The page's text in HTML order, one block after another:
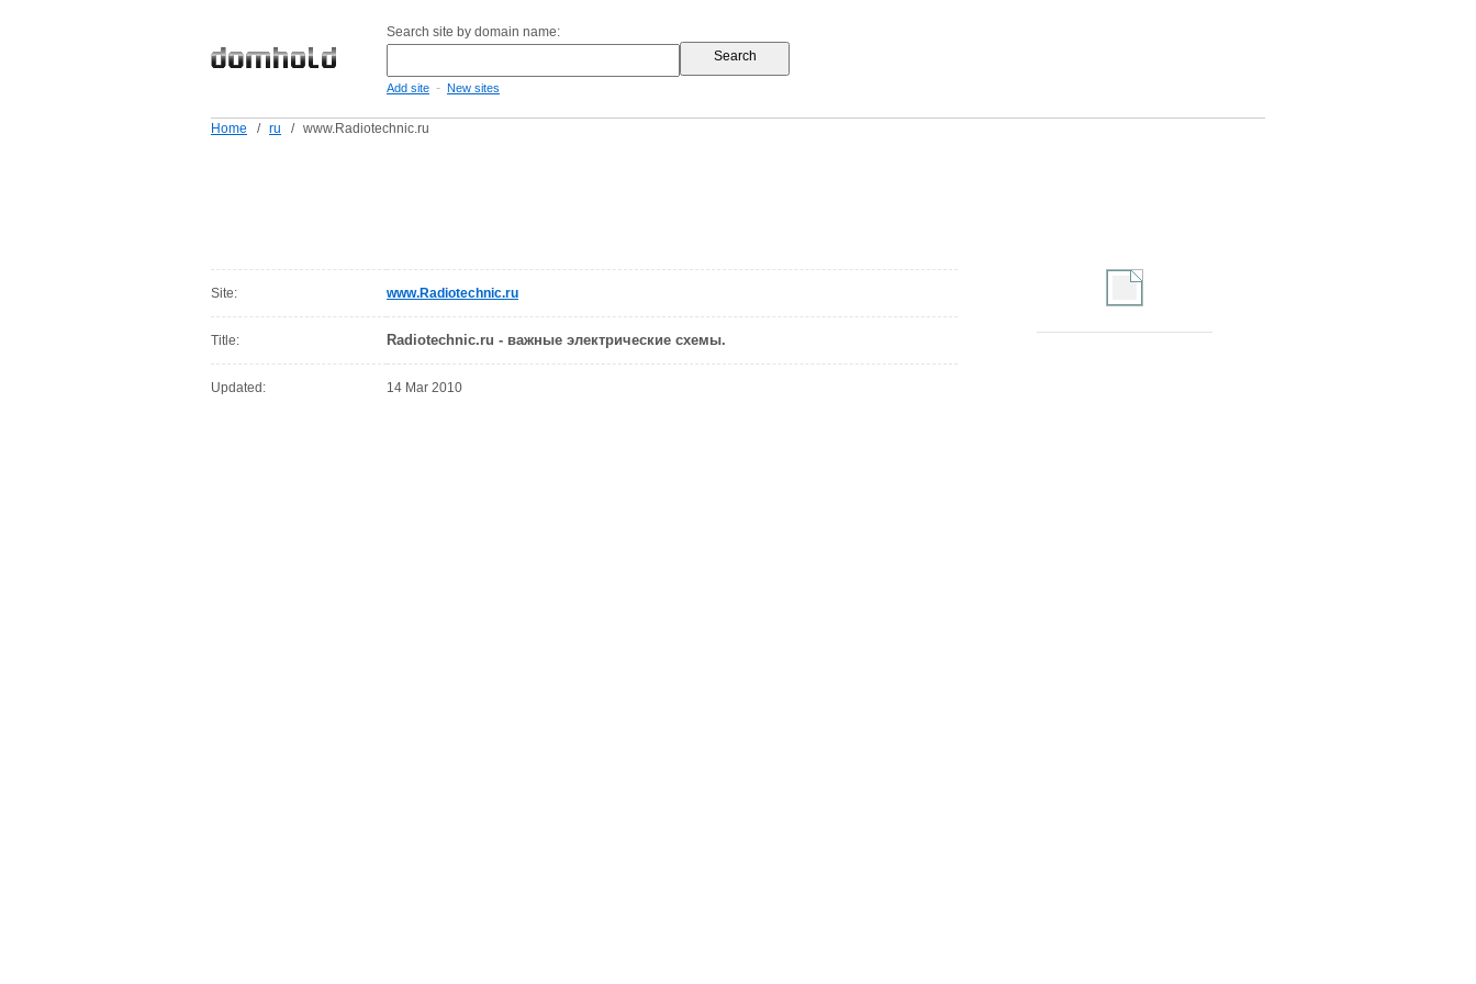
Search site by domain name:
Add site - New sites
Home / ru / www.Radiotechnic.ru
Site: www.Radiotechnic.ru
Title: Radiotechnic.ru - важные электрические схемы.
Updated: 14 Mar 2010